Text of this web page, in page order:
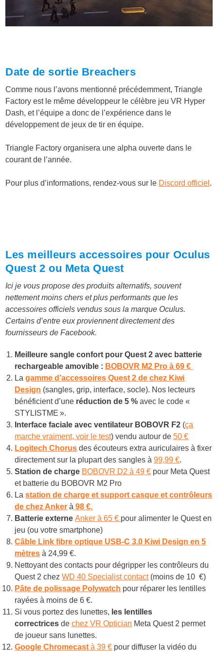
Date de sortie Breachers
Comme nous l’avons mentionné précédemment, Triangle
Factory est le même développeur le célèbre jeu VR Hyper
Dash, et l’équipe a donc de l’expérience dans le
développement de jeux de tir en équipe.
Triangle Factory organisera une alpha ouverte dans le
courant de l’année.
Pour plus d’informations, rendez-vous sur le Discord officiel .
Les meilleurs accessoires pour Oculus
Quest 2 ou Meta Quest
Ici je vous propose des produits alternatifs, souvent
nettement moins chers et plus performants que les
accessoires officiels vendus sous la marque Oculus.
Certains d’entre eux proviennent directement des
fournisseurs de Facebook.
Meilleure sangle confort pour Quest 2 avec batterie
rechargeable amovible : BOBOVR M2 Pro à 69 €
Lagamme d’accessoires Quest 2 de chez Kiwi
Design (sangles, grip, interface, socle). Nos lecteurs
bénéficient d’une réduction de 5 % avec le code «
STYLISTME ».
Interface faciale avec ventilateur BOBOVR F2 (ça
marche vraiment, voir le test) vendu autour de50 €
Logitech Chorus des écouteurs extra auriculaires à fixer
directement sur la plupart des sangles à99,99 €.
Station de charge BOBOVR D2 à 49 € pour Meta Quest
et batterie du BOBOVR M2 Pro
Lastation de charge et support casque et contrôleurs
de chez Anker à 98 €.
Batterie externe Anker à 65 € pour alimenter le Quest en
jeu (ou votre smartphone)
Câble Linkfibre optique USB-C 3.0 Kiwi Design en 5
mètres à 24,99 €.
Nettoyant des contacts pour dégripper les contrôleursdu
Quest 2 chezWD 40 Specialist contact(moins de 10 €)
Pâte de polissage Polywatch pour réparer les lentilles
rayées à moins de 6 €.
Si vous portez des lunettes, les lentilles
correctrices dechez VR Optician Meta Quest 2 permet
de joueur sans lunettes.
Google Chromecast à 39 € pour diffuser la vidéo du